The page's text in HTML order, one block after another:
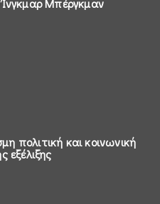
Μπέργκμαν
πολιτική και κοινωνική
εξέλιξης